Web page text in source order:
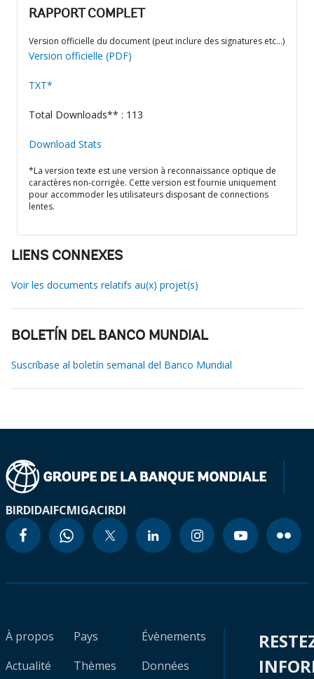
RAPPORT COMPLET
Version officielle du document (peut inclure des signatures etc…)
Version officielle (PDF)
TXT*
Total Downloads** : 113
Download Stats
*La version texte est une version à reconnaissance optique de
caractères non-corrigée. Cette version est fournie uniquement
pour accommoder les utilisateurs disposant de connections
lentes.
LIENS CONNEXES
Voir les documents relatifs au(x) projet(s)
BOLETÍN DEL BANCO MUNDIAL
Suscríbase al boletín semanal del Banco Mundial
BIRDIDAIFCMIGACIRDI
À propos
Actualité
Pays
Thèmes
Évènements
Données